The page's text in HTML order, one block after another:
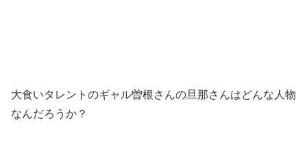
大食いタレントのギャル曽根さんの旦那さんはどんな人物
なんだろうか？